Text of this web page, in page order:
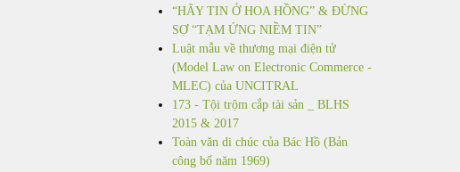
“HÃY TIN Ở HOA HỒNG” & ĐỪNG
SỢ “TẠM ỨNG NIỀM TIN”
Luật mẫu về thương mại điện tử
(Model Law on Electronic Commerce -
MLEC) của UNCITRAL
173 - Tội trộm cắp tài sản _ BLHS
2015 & 2017
Toàn văn di chúc của Bác Hồ (Bản
công bố năm 1969)